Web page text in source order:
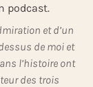
podcast.
et d’un
de moi et
l’histoire ont
des trois